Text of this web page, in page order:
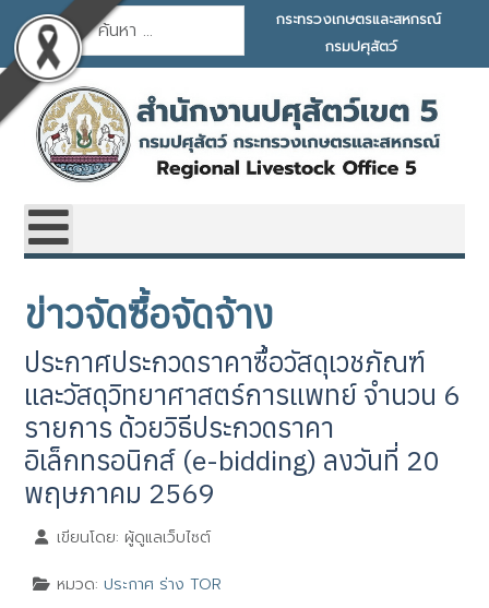
การค้นหา
กระทรวงเกษตรและสหกรณ์
กรมปศุสัตว์
ข่าวจัดซื้อจัดจ้าง
ประกาศประกวดราคาซื้อวัสดุเวชภัณฑ์
และวัสดุวิทยาศาสตร์การแพทย์ จำนวน 6
รายการ ด้วยวิธีประกวดราคา
อิเล็กทรอนิกส์ (e-bidding) ลงวันที่ 20
พฤษภาคม 2569
เขียนโดย: ผู้ดูแลเว็บไซต์
หมวด: ประกาศ ร่าง TOR